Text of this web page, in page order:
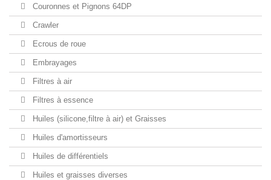
Couronnes et Pignons 64DP
Crawler
Ecrous de roue
Embrayages
Filtres à air
Filtres à essence
Huiles (silicone,filtre à air) et Graisses
Huiles d'amortisseurs
Huiles de différentiels
Huiles et graisses diverses